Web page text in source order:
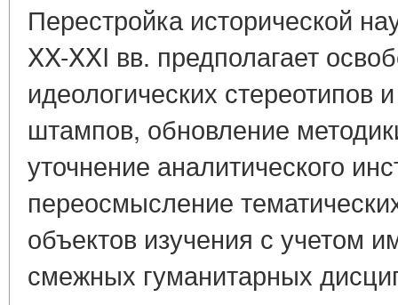
Перестройка исторической
XX-XXI вв. предполагает
идеологических стереотипов
штампов, обновление
уточнение аналитического
переосмысление
объектов изучения с учетом
смежных гуманитарных